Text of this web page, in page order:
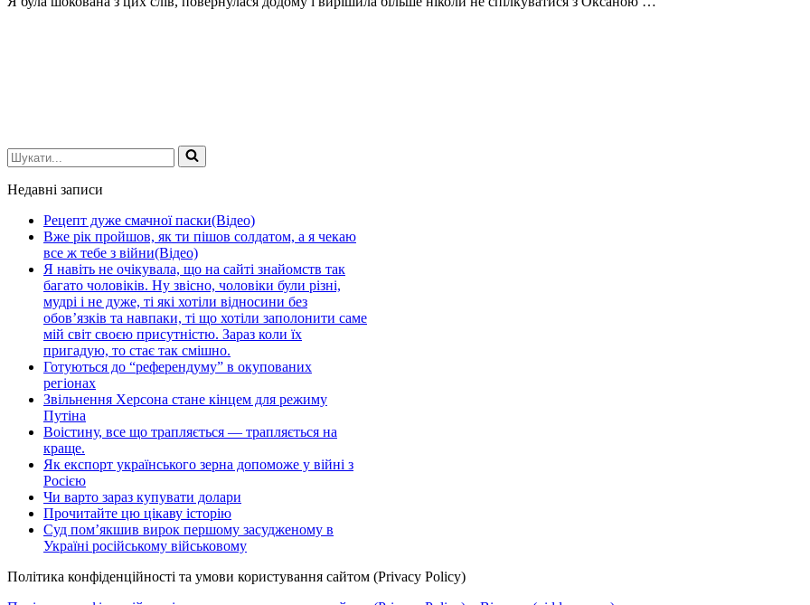
Шукати...
Недавні записи
Рецепт дуже смачної паски(Відео)
Вже рік пройшов, як ти пішов солдатом, а я чекаю
все ж тебе з війни(Відео)
Я навіть не очікувала, що на сайті знайомств так
багато чоловіків. Ну звісно, чоловіки були різні,
мудрі і не дуже, ті які хотіли відносини без
обов’язків та навпаки, ті що хотіли заполонити саме
мій світ своєю присутністю. Зараз коли їх
пригадую, то стає так смішно.
Готуються до “референдуму” в окупованих
регіонах
Звільнення Херсона стане кінцем для режиму
Путіна
Воістину, все що трапляється — трапляється на
краще.
Як експорт українського зерна допоможе у війні з
Росією
Чи варто зараз купувати долари
Прочитайте цю цікаву історію
Суд пом’якшив вирок першому засудженому в
Україні російському військовому
Політика конфіденційності та умови користування сайтом (Privacy Policy)